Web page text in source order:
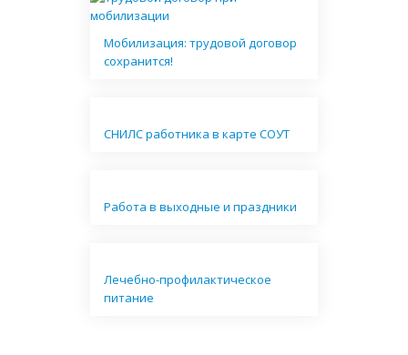
Мобилизация: трудовой договор
сохранится!
СНИЛС работника в карте СОУТ
Работа в выходные и праздники
Лечебно-профилактическое
питание